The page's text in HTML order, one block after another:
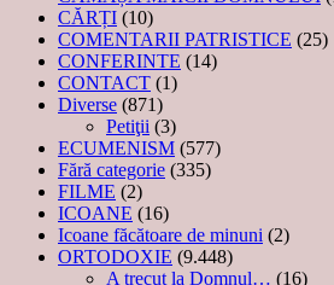
CĂRȚI (10)
COMENTARII PATRISTICE (25)
CONFERINTE (14)
CONTACT (1)
Diverse (871)
Petiţii (3)
ECUMENISM (577)
Fără categorie (335)
FILME (2)
ICOANE (16)
Icoane făcătoare de minuni (2)
ORTODOXIE (9.448)
A trecut la Domnul… (16)